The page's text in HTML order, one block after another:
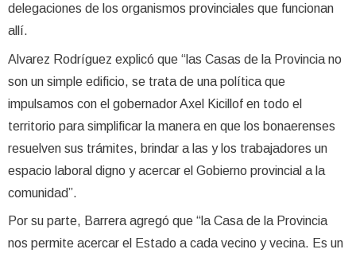
delegaciones de los organismos provinciales que funcionan
allí.
Alvarez Rodríguez explicó que “las Casas de la Provincia no
son un simple edificio, se trata de una política que
impulsamos con el gobernador Axel Kicillof en todo el
territorio para simplificar la manera en que los bonaerenses
resuelven sus trámites, brindar a las y los trabajadores un
espacio laboral digno y acercar el Gobierno provincial a la
comunidad”.
Por su parte, Barrera agregó que “la Casa de la Provincia
nos permite acercar el Estado a cada vecino y vecina. Es un